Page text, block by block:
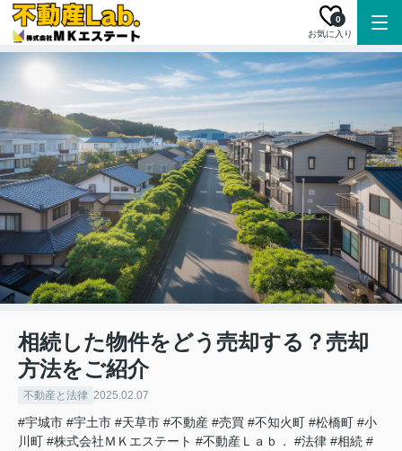
お気に入り
0
相続した物件をどう売却する？売却
方法をご紹介
不動産と法律 2025.02.07
#宇城市 #宇土市 #天草市 #不動産 #売買 #不知火町 #松橋町 #小
川町 #株式会社ＭＫエステート #不動産Ｌａｂ． #法律 #相続 #